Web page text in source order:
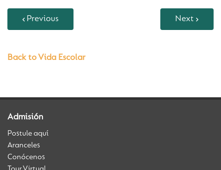
Previous Next
Back to Vida Escolar
Admisión
Postule aquí
Aranceles
Conócenos